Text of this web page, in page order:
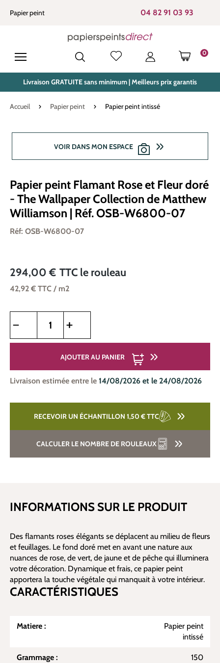
principal
Papier peint 04 82 91 03 93
0
LE
Livraison GRATUITE sans minimum | Meilleurs prix garantis
Accueil Papier peint Papier peint intissé
VOIR DANS MON ESPACE
Papier peint Flamant Rose et Fleur doré
- The Wallpaper Collection de Matthew
Williamson | Réf. OSB-W6800-07
Réf: OSB-W6800-07
294,00 € TTC le rouleau
42,92 € TTC / m2
AJOUTER AU PANIER
Livraison estimée entre le 14/08/2026 et le 24/08/2026
RECEVOIR UN ÉCHANTILLON 1,50 €TTC
CALCULER LE NOMBRE DE ROULEAUX
INFORMATIONS SUR LE PRODUIT
Des flamants roses élégants se déplacent au milieu de fleurs
et feuillages. Le fond doré met en avant une nature aux
nuances de rose, de vert, de jaune et de pêche qui illuminera
votre décoration. Dynamique et frais, ce papier peint
apportera la touche végétale qui manquait à votre intérieur.
CARACTÉRISTIQUES
Matiere :
Papier peint
intissé
Grammage :
150